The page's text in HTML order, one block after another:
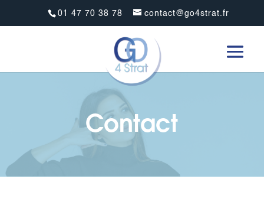
01 47 70 38 78 contact@go4strat.fr
Contact